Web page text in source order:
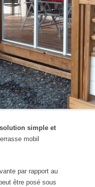
simple et
mobil
par rapport au
être posé sous